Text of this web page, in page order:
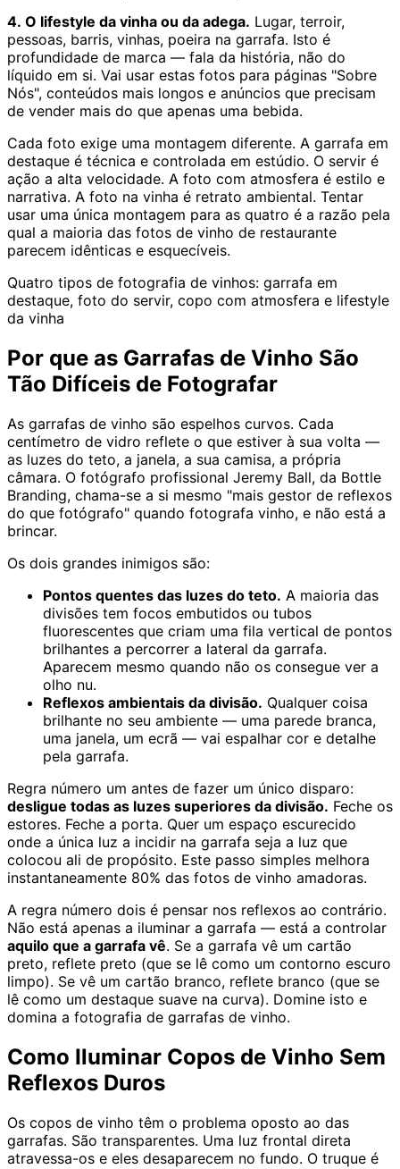
4. O lifestyle da vinha ou da adega. Lugar, terroir,
pessoas, barris, vinhas, poeira na garrafa. Isto é
profundidade de marca — fala da história, não do
líquido em si. Vai usar estas fotos para páginas "Sobre
Nós", conteúdos mais longos e anúncios que precisam
de vender mais do que apenas uma bebida.
Cada foto exige uma montagem diferente. A garrafa em
destaque é técnica e controlada em estúdio. O servir é
ação a alta velocidade. A foto com atmosfera é estilo e
narrativa. A foto na vinha é retrato ambiental. Tentar
usar uma única montagem para as quatro é a razão pela
qual a maioria das fotos de vinho de restaurante
parecem idênticas e esquecíveis.
Quatro tipos de fotografia de vinhos: garrafa em
destaque, foto do servir, copo com atmosfera e lifestyle
da vinha
Por que as Garrafas de Vinho São
Tão Difíceis de Fotografar
As garrafas de vinho são espelhos curvos. Cada
centímetro de vidro reflete o que estiver à sua volta —
as luzes do teto, a janela, a sua camisa, a própria
câmara. O fotógrafo profissional Jeremy Ball, da Bottle
Branding, chama-se a si mesmo "mais gestor de reflexos
do que fotógrafo" quando fotografa vinho, e não está a
brincar.
Os dois grandes inimigos são:
Pontos quentes das luzes do teto. A maioria das
divisões tem focos embutidos ou tubos
fluorescentes que criam uma fila vertical de pontos
brilhantes a percorrer a lateral da garrafa.
Aparecem mesmo quando não os consegue ver a
olho nu.
Reflexos ambientais da divisão. Qualquer coisa
brilhante no seu ambiente — uma parede branca,
uma janela, um ecrã — vai espalhar cor e detalhe
pela garrafa.
Regra número um antes de fazer um único disparo:
desligue todas as luzes superiores da divisão. Feche os
estores. Feche a porta. Quer um espaço escurecido
onde a única luz a incidir na garrafa seja a luz que
colocou ali de propósito. Este passo simples melhora
instantaneamente 80% das fotos de vinho amadoras.
A regra número dois é pensar nos reflexos ao contrário.
Não está apenas a iluminar a garrafa — está a controlar
aquilo que a garrafa vê. Se a garrafa vê um cartão
preto, reflete preto (que se lê como um contorno escuro
limpo). Se vê um cartão branco, reflete branco (que se
lê como um destaque suave na curva). Domine isto e
domina a fotografia de garrafas de vinho.
Como Iluminar Copos de Vinho Sem
Reflexos Duros
Os copos de vinho têm o problema oposto ao das
garrafas. São transparentes. Uma luz frontal direta
atravessa-os e eles desaparecem no fundo. O truque é